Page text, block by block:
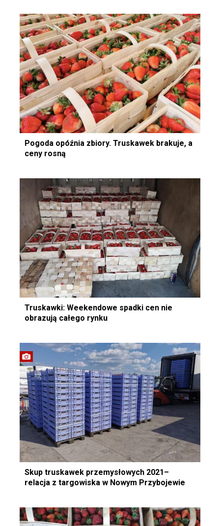
Pogoda opóźnia zbiory. Truskawek brakuje, a
ceny rosną
Truskawki: Weekendowe spadki cen nie
obrazują całego rynku
Skup truskawek przemysłowych 2021–
relacja z targowiska w Nowym Przybojewie